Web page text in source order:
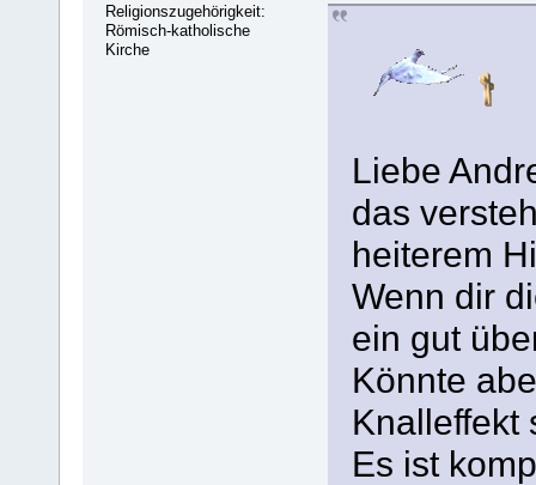
Religionszugehörigkeit:
Römisch-katholische
Kirche
Liebe
das
heiterem
Wenn dir
ein gut
Könnte
Knalleffekt
Es ist